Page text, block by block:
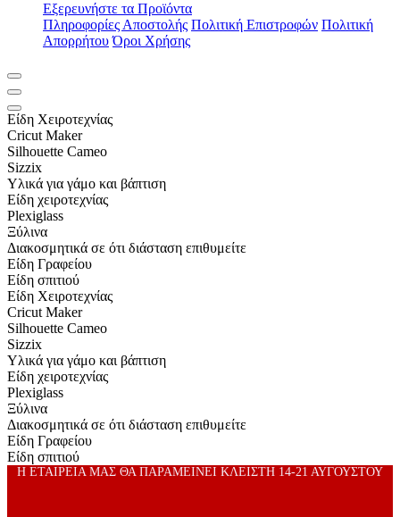
Εξερευνήστε τα Προϊόντα
Πληροφορίες Αποστολής Πολιτική Επιστροφών Πολιτική
Απορρήτου Όροι Χρήσης
Είδη Xειροτεχνίας
Cricut Maker
Silhouette Cameo
Sizzix
Υλικά για γάμο και βάπτιση
Είδη χειροτεχνίας
Plexiglass
Ξύλινα
Διακοσμητικά σε ότι διάσταση επιθυμείτε
Είδη Γραφείου
Είδη σπιτιού
Είδη Xειροτεχνίας
Cricut Maker
Silhouette Cameo
Sizzix
Υλικά για γάμο και βάπτιση
Είδη χειροτεχνίας
Plexiglass
Ξύλινα
Διακοσμητικά σε ότι διάσταση επιθυμείτε
Είδη Γραφείου
Είδη σπιτιού
Η ΕΤΑΙΡΕΙΑ ΜΑΣ ΘΑ ΠΑΡΑΜΕΙΝΕΙ ΚΛΕΙΣΤΗ 14-21 ΑΥΓΟΥΣΤΟΥ